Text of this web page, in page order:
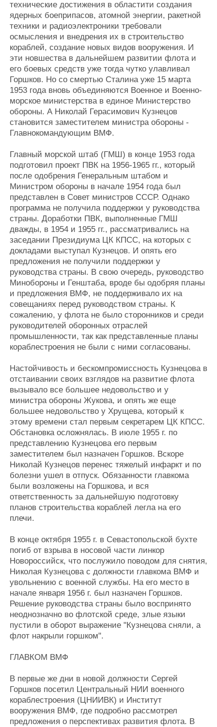
технические достижения в областити создания
ядерных боеприпасов, атомной энергии, ракетной
техники и радиоэлектроники требовали
осмысления и внедрения их в строительство
кораблей, создание новых видов вооружения. И
эти новшества в дальнейшем развитии флота и
его боевых средств уже тогда чутко улавливал
Горшков. Но со смертью Сталина уже 15 марта
1953 года вновь объединяются Военное и Военно-
морское министерства в единое Министерство
обороны. А Николай Герасимович Кузнецов
становится заместителем министра обороны -
Главнокомандующим ВМФ.
Главный морской штаб (ГМШ) в конце 1953 года
подготовил проект ПВК на 1956-1965 гг., который
после одобрения Генеральным штабом и
Министром обороны в начале 1954 года был
представлен в Совет министров СССР. Однако
программа не получила поддержки у руководства
страны. Доработки ПВК, выполненные ГМШ
дважды, в 1954 и 1955 гг., рассматривались на
заседании Президиума ЦК КПСС, на которых с
докладами выступал Кузнецов. И опять его
предложения не получили поддержки у
руководства страны. В свою очередь, руководство
Минобороны и Генштаба, вроде бы одобряя планы
и предложения ВМФ, не поддерживало их на
совещаниях перед руководством страны. К
сожалению, у флота не было сторонников и среди
руководителей оборонных отраслей
промышленности, так как представленные планы
кораблестроения не были с ними согласованы.
Настойчивость и бескомпромиссность Кузнецова в
отстаивании своих взглядов на развитие флота
вызывало все большее недовольство и у
министра обороны Жукова, и опять же еще
большее недовольство у Хрущева, который к
этому времени стал первым секретарем ЦК КПСС.
Обстановка осложнялась. В июле 1955 г. по
представлению Кузнецова его первым
заместителем был назначен Горшков. Вскоре
Николай Кузнецов перенес тяжелый инфаркт и по
болезни ушел в отпуск. Обязанности главкома
были возложены на Горшкова, и вся
ответственность за дальнейшую подготовку
планов строительства кораблей легла на его
плечи.
В конце октября 1955 г. в Севастопольской бухте
погиб от взрыва в носовой части линкор
Новороссийск, что послужило поводом для снятия,
Николая Кузнецова с должности главкома ВМФ и
увольнению с военной службы. На его место в
начале января 1956 г. был назначен Горшков.
Решение руководства страны было воспринято
неоднозначно во флотской среде, злые языки
пустили в оборот выражение "Кузнецова сняли, а
флот накрыли горшком".
ГЛАВКОМ ВМФ
В первые же дни в новой должности Сергей
Горшков посетил Центральный НИИ военного
кораблестроения (ЦНИИВК) и Институт
вооружения ВМФ, где подробно рассмотрел
предложения о перспективах развития флота. В